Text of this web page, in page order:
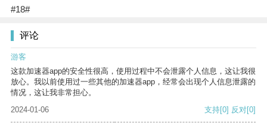
#18#
评论
游客
这款加速器app的安全性很高，使用过程中不会泄露个人信息，这让我很
放心。我以前使用过一些其他的加速器app，经常会出现个人信息泄露的
情况，这让我非常担心。
2024-01-06
支持[0] 反对[0]